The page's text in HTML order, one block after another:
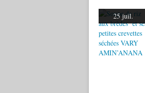
25 juil.